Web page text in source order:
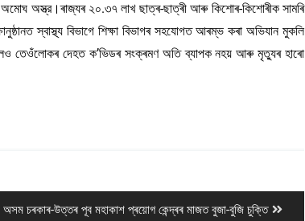
অমোঘ অস্ত্র।ৰাজ্যৰ ২০.৩৭ লাখ ছাত্ৰ-ছাত্ৰী আৰু কিশোৰ-কিশোৰীক সামৰি
স্বাস্থ্য বিভাগে শিক্ষা বিভাগৰ সহযোগত আৰম্ভ কৰা অভিযান মুকলি
তেওঁলোকৰ দেহত ক’ভিডৰ সংক্ৰমণ অতি ব্যাপক নহয় আৰু মৃত্যুৰ হাৰো
Next
অসম চৰকাৰ-উত্তৰ পূব মহাকাশ প্ৰয়োগ কেন্দ্ৰৰ মাজত বুজা-বুজি চুক্তি